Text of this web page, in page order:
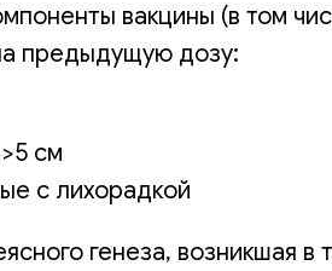
вакцины (в том
предыдущую дозу:
см
с лихорадкой
генеза, возникшая